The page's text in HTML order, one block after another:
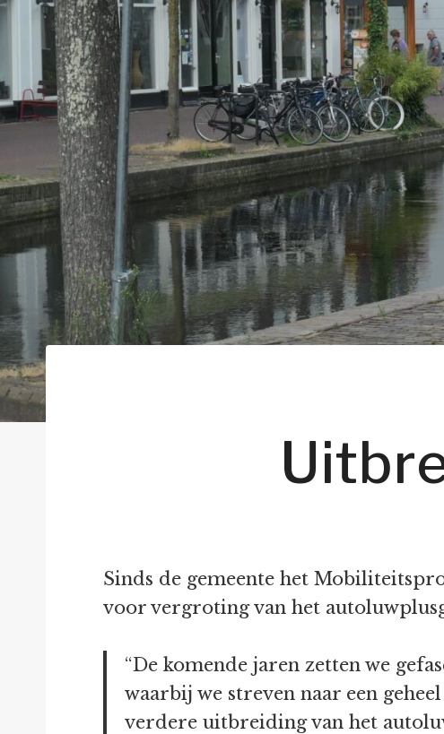
Sinds de gemeente het
voor vergroting van het
“De komende jaren zetten we
waarbij we streven naar een
verdere uitbreiding van het